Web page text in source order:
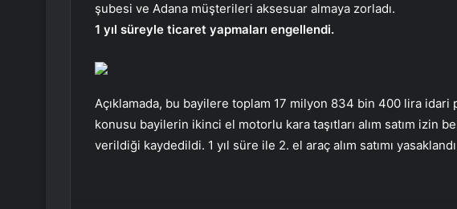
şubesi ve Adana müşterileri aksesuar almaya zorladı.
1 yıl süreyle ticaret yapmaları engellendi.
Açıklamada, bu bayilere toplam 17 milyon 834 bin 400 lira
konusu bayilerin ikinci el motorlu kara taşıtları alım satım izin
verildiği kaydedildi. 1 yıl süre ile 2. el araç alım satımı